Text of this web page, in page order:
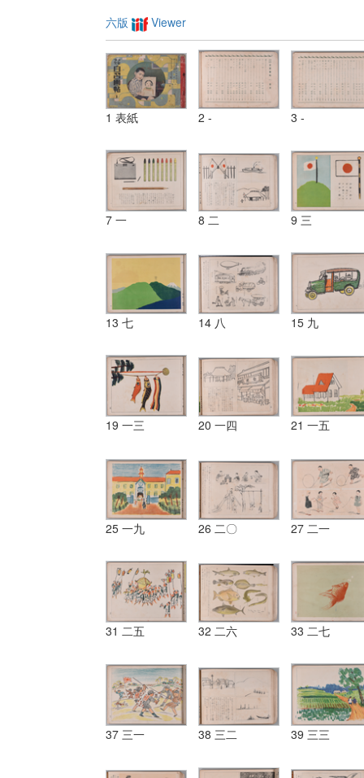
六版 Viewer
1 表紙 2 - 3 -
7 一 8 二 9 三
13 七 14 八 15 九
19 一三 20 一四 21 一五
25 一九 26 二〇 27 二一
31 二五 32 二六 33 二七
37 三一 38 三二 39 三三